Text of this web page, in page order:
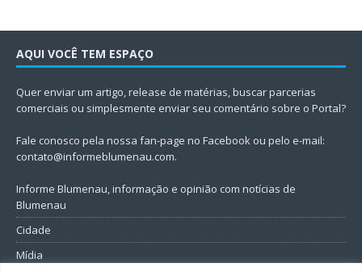
AQUI VOCÊ TEM ESPAÇO
Quer enviar um artigo, release de matérias, buscar parcerias
comerciais ou simplesmente enviar seu comentário sobre o Portal?
Fale conosco pela nossa fan-page no Facebook ou pelo e-mail:
contato@informeblumenau.com.
Informe Blumenau, informação e opinião com notícias de
Blumenau
Cidade
Mídia